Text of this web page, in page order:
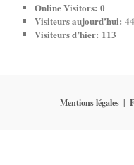
Online Visitors:0
Visiteurs aujourd’hui:44
Visiteurs d’hier: 113
Mentions légales